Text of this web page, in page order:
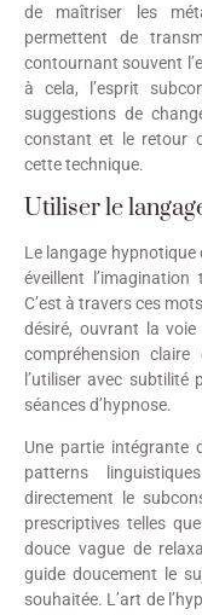
de maîtriser les
permettent de
contournant souvent
à cela, l’esprit
suggestions de
constant et le retour
cette technique.
Utiliser le
Le langage hypnotique
éveillent
C’est à travers ces
désiré, ouvrant la
compréhension
l’utiliser avec subtilité
séances d’hypnose.
Une partie intégrante
patterns
directement le
prescriptives telles
douce vague de
guide doucement le
souhaitée. L’art de